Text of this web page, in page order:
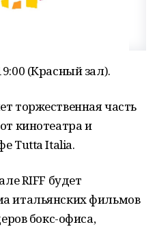
(Красный зал).
торжественная часть
кинотеатра и
Tuttа Italia.
RIFF будет
итальянских фильмов
бокс-офиса,